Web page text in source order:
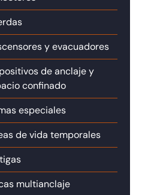
y evacuadores
de anclaje y
confinado
especiales
de vida temporales
multianclaje